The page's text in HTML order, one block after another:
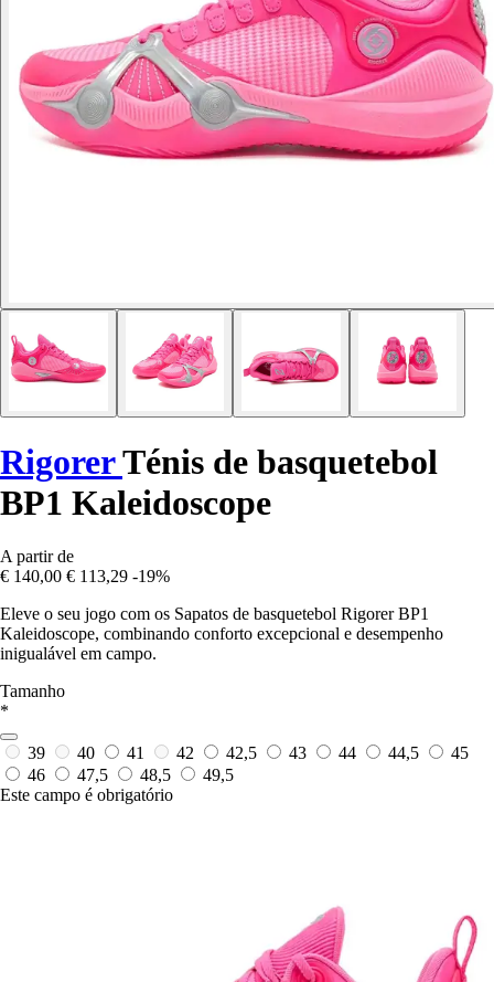
RigorerTénis de basquetebol
BP1 Kaleidoscope
A partir de
€ 140,00 € 113,29 -19%
Eleve o seu jogo com os Sapatos de basquetebol Rigorer BP1
Kaleidoscope, combinando conforto excepcional e desempenho
inigualável em campo.
Tamanho
*
39 40 41 42 42,5 43 44 44,5
45
46
47,5 48,5
49,5
Este campo é obrigatório